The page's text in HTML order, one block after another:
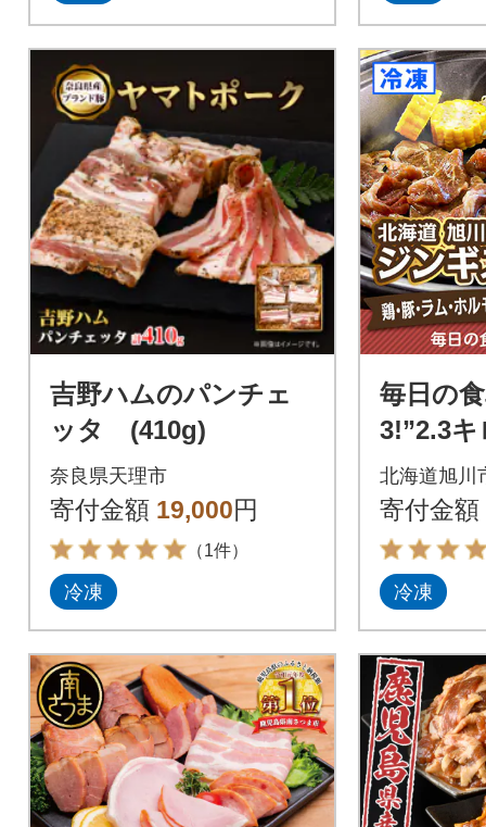
吉野ハムのパンチェ
ッタ (410g)
奈良県天理市
寄付金額 19,000円
（1件）
冷凍
毎日の
3!”2.3
せ(ジン
00571
北海道旭川
寄付金額
冷凍